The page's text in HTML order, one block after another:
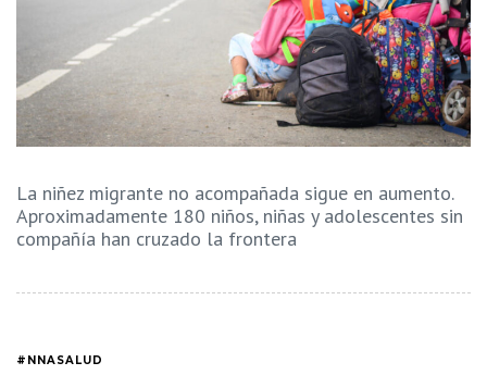
La niñez migrante no acompañada sigue en aumento.
Aproximadamente 180 niños, niñas y adolescentes sin
compañía han cruzado la frontera
#NNASALUD